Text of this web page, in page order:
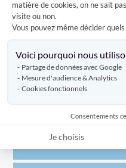
matière de cookies, on ne sait
visite ou non.
Vous pouvez même décider
Voici pourquoi nous
Partage de données avec Google
Mesure d'audience & Analytics
Cookies fonctionnels
Consentements
Je choisis
sur lequel se trouve une
présente une seconde croix
la croix scandinave du roi
ciel lors d'une bataille.
Caractéristiques
Livraison